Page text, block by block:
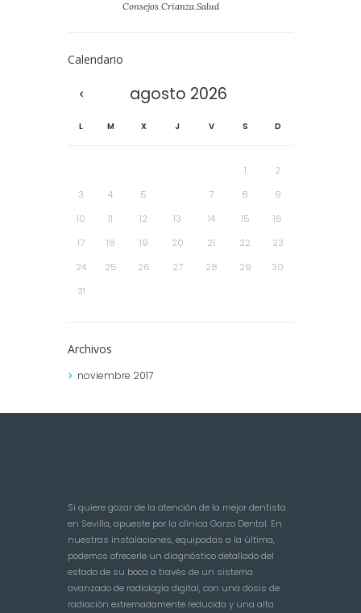
Consejos, Crianza, Salud
Calendario
agosto 2026
L M X J V S D
1
2
3
4 5 7 8
9
10
11 12 13 14 15
16
17
18 19 20 21 22
23
24
25 26 27 28 29
30
31
Archivos
noviembre 2017
Si quiere gozar de la atención de la mejor dentista
en Sevilla, apueste por la clínica Garzo Dental. En
nuestras instalaciones, equipadas a la última,
podemos ofrecerle un diagnóstico detallado del
estado de su boca a través de un sistema
avanzado de radiología digital, con una dosis de
radiación extremadamente reducida y una alta